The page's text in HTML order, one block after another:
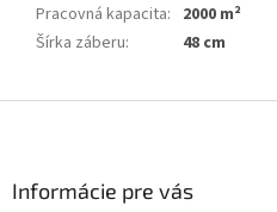
Pracovná kapacita: 2000 m²
Šírka záberu: 48 cm
Informácie pre vás